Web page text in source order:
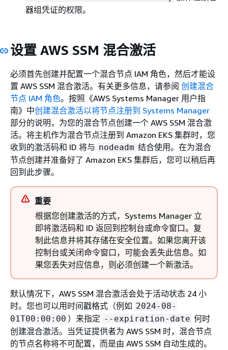
器组凭证的权限。
设置 AWS SSM 混合激活
必须首先创建并配置一个混合节点 IAM 角色，然后才能设
置 AWS SSM 混合激活。有关更多信息，请参阅 创建混合
节点 IAM 角色。按照《AWS Systems Manager 用户指
南》中创建混合激活以将节点注册到 Systems Manager
部分的说明，为您的混合节点创建一个 AWS SSM 混合激
活。将主机作为混合节点注册到 Amazon EKS 集群时，您
收到的激活码和 ID 将与 nodeadm 结合使用。在为混合
节点创建并准备好了 Amazon EKS 集群后，您可以稍后再
回到此步骤。
重要
根据您创建激活的方式，Systems Manager 立
即将激活码和 ID 返回到控制台或命令窗口。复
制此信息并将其存储在安全位置。如果您离开该
控制台或关闭命令窗口，可能会丢失此信息。如
果您丢失对应信息，则必须创建一个新激活。
默认情况下，AWS SSM 混合激活会处于活动状态 24 小
时。您也可以用时间戳格式（例如 2024-08-
01T00:00:00 ）来指定 --expiration-date 何时
创建混合激活。当凭证提供者为 AWS SSM 时，混合节点
的节点名称将不可配置，而是由 AWS SSM 自动生成的。